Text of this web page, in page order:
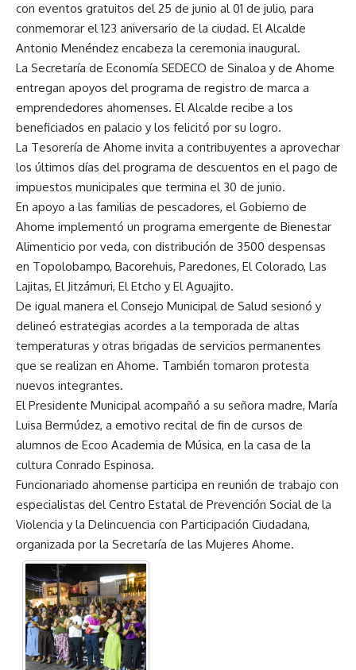
con eventos gratuitos del 25 de junio al 01 de julio, para
conmemorar el 123 aniversario de la ciudad. El Alcalde
Antonio Menéndez encabeza la ceremonia inaugural.
La Secretaría de Economía SEDECO de Sinaloa y de Ahome
entregan apoyos del programa de registro de marca a
emprendedores ahomenses. El Alcalde recibe a los
beneficiados en palacio y los felicitó por su logro.
La Tesorería de Ahome invita a contribuyentes a aprovechar
los últimos días del programa de descuentos en el pago de
impuestos municipales que termina el 30 de junio.
En apoyo a las familias de pescadores, el Gobierno de
Ahome implementó un programa emergente de Bienestar
Alimenticio por veda, con distribución de 3500 despensas
en Topolobampo, Bacorehuis, Paredones, El Colorado, Las
Lajitas, El Jitzámuri, El Etcho y El Aguajito.
De igual manera el Consejo Municipal de Salud sesionó y
delineó estrategias acordes a la temporada de altas
temperaturas y otras brigadas de servicios permanentes
que se realizan en Ahome. También tomaron protesta
nuevos integrantes.
El Presidente Municipal acompañó a su señora madre, María
Luisa Bermúdez, a emotivo recital de fin de cursos de
alumnos de Ecoo Academia de Música, en la casa de la
cultura Conrado Espinosa.
Funcionariado ahomense participa en reunión de trabajo con
especialistas del Centro Estatal de Prevención Social de la
Violencia y la Delincuencia con Participación Ciudadana,
organizada por la Secretaría de las Mujeres Ahome.